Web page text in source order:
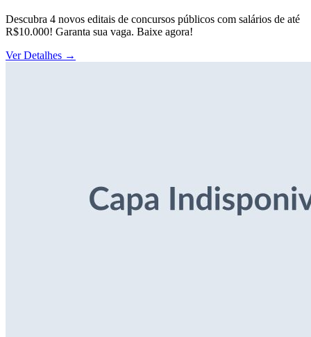
Descubra 4 novos editais de concursos públicos com salários de até
R$10.000! Garanta sua vaga. Baixe agora!
Ver Detalhes →